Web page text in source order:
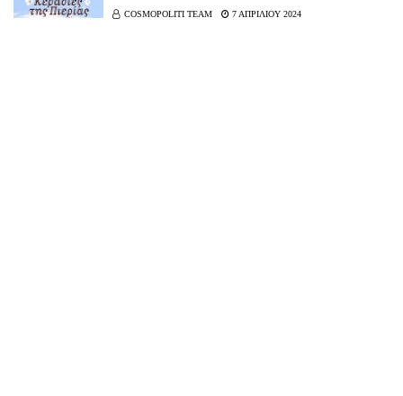
COSMOPOLITI TEAM 7 ΑΠΡΙΛΙΟΥ 2024